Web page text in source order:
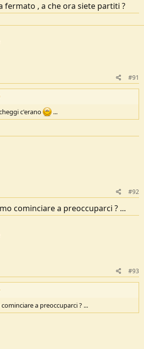
fermato , a che ora siete partiti ?
#91
c'erano
...
#92
cominciare a preoccuparci ? ...
#93
a preoccuparci ? ...